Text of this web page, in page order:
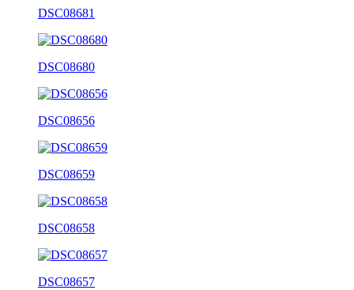
DSC08681
DSC08680
DSC08656
DSC08659
DSC08658
DSC08657